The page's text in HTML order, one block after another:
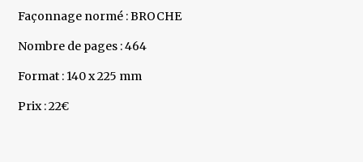
Façonnage normé : BROCHE
Nombre de pages : 464
Format : 140 x 225 mm
Prix : 22€